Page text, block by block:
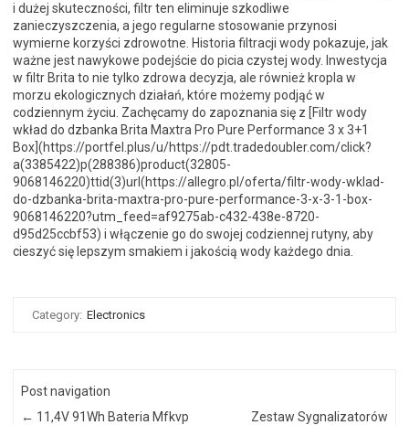
i dużej skuteczności, filtr ten eliminuje szkodliwe
zanieczyszczenia, a jego regularne stosowanie przynosi
wymierne korzyści zdrowotne. Historia filtracji wody pokazuje, jak
ważne jest nawykowe podejście do picia czystej wody. Inwestycja
w filtr Brita to nie tylko zdrowa decyzja, ale również kropla w
morzu ekologicznych działań, które możemy podjąć w
codziennym życiu. Zachęcamy do zapoznania się z [Filtr wody
wkład do dzbanka Brita Maxtra Pro Pure Performance 3 x 3+1
Box](https://portfel.plus/u/https://pdt.tradedoubler.com/click?
a(3385422)p(288386)product(32805-
9068146220)ttid(3)url(https://allegro.pl/oferta/filtr-wody-wklad-
do-dzbanka-brita-maxtra-pro-pure-performance-3-x-3-1-box-
9068146220?utm_feed=af9275ab-c432-438e-8720-
d95d25ccbf53) i włączenie go do swojej codziennej rutyny, aby
cieszyć się lepszym smakiem i jakością wody każdego dnia.
Category: Electronics
Post navigation
← 11,4V 91Wh Bateria Mfkvp Zestaw Sygnalizatorów